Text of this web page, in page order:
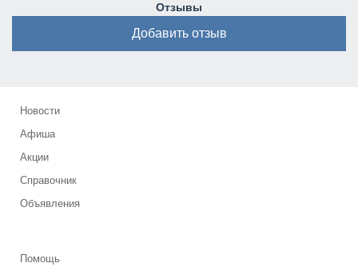
Отзывы
Добавить отзыв
Новости
Афиша
Акции
Справочник
Объявления
Помощь